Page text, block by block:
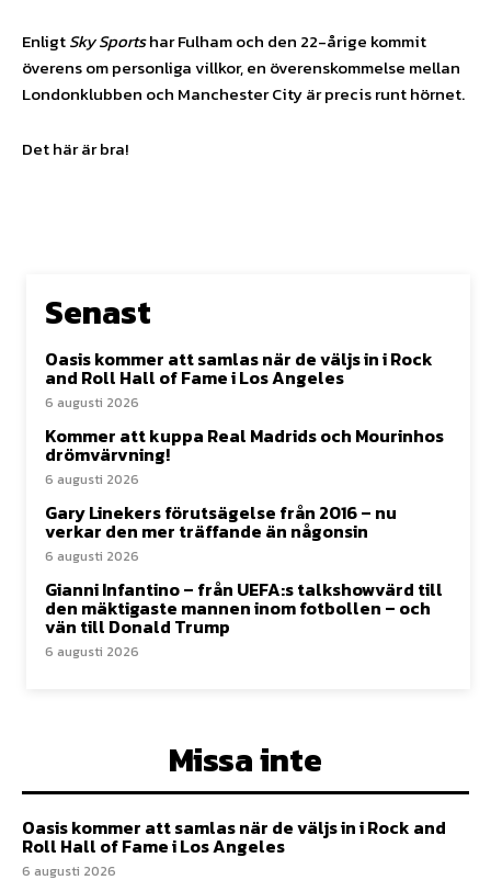
EnligtSky Sportshar Fulham och den 22-årige kommit
överens om personliga villkor, en överenskommelse mellan
Londonklubben och Manchester City är precis runt hörnet.
Det här är bra!
Senast
Oasis kommer att samlas när de väljs in i Rock
and Roll Hall of Fame i Los Angeles
6 augusti 2026
Kommer att kuppa Real Madrids och Mourinhos
drömvärvning!
6 augusti 2026
Gary Linekers förutsägelse från 2016 – nu
verkar den mer träffande än någonsin
6 augusti 2026
Gianni Infantino – från UEFA:s talkshowvärd till
den mäktigaste mannen inom fotbollen – och
vän till Donald Trump
6 augusti 2026
Missa inte
Oasis kommer att samlas när de väljs in i Rock and
Roll Hall of Fame i Los Angeles
6 augusti 2026